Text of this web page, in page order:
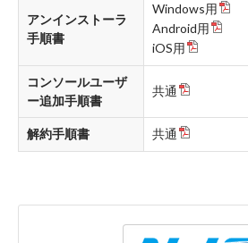
アンインストーラ
手順書
Windows用
Android用
iOS用
コンソールユーザ
ー追加手順書
共通
解約手順書 共通